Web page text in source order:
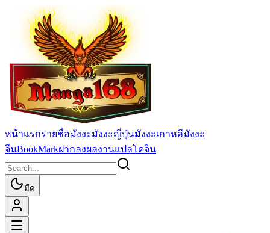
หน้าแรกรายชื่อมังงะมังงะญี่ปุ่นมังงะเกาหลีมังงะ
จีนBookMarkฝากลงผลงานแปลโดจิน
มืด